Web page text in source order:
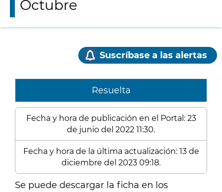
Octubre
Suscríbase a las alertas
Resuelta
Fecha y hora de publicación en el Portal: 23
de junio del 2022 11:30.
Fecha y hora de la última actualización: 13 de
diciembre del 2023 09:18.
Se puede descargar la ficha en los